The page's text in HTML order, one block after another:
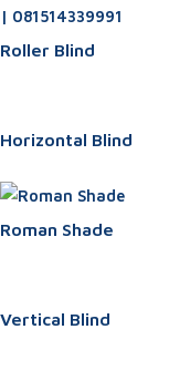
Roller Blind
Horizontal Blind
Roman Shade
Vertical Blind